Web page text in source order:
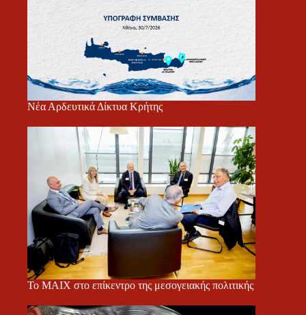
Νέα Αρδευτικά Δίκτυα Κρήτης
Το ΜΑΙΧ στο επίκεντρο της μεσογειακής πολιτικής